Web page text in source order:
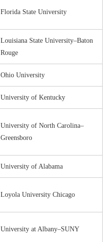
Florida State University
Louisiana State University–​Baton
Rouge
Ohio University
University of Kentucky
University of North Carolina–​
Greensboro
University of Alabama
Loyola University Chicago
University at Albany–​SUNY